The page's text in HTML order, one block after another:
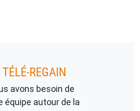
REGAIN
avons besoin de
équipe autour de la